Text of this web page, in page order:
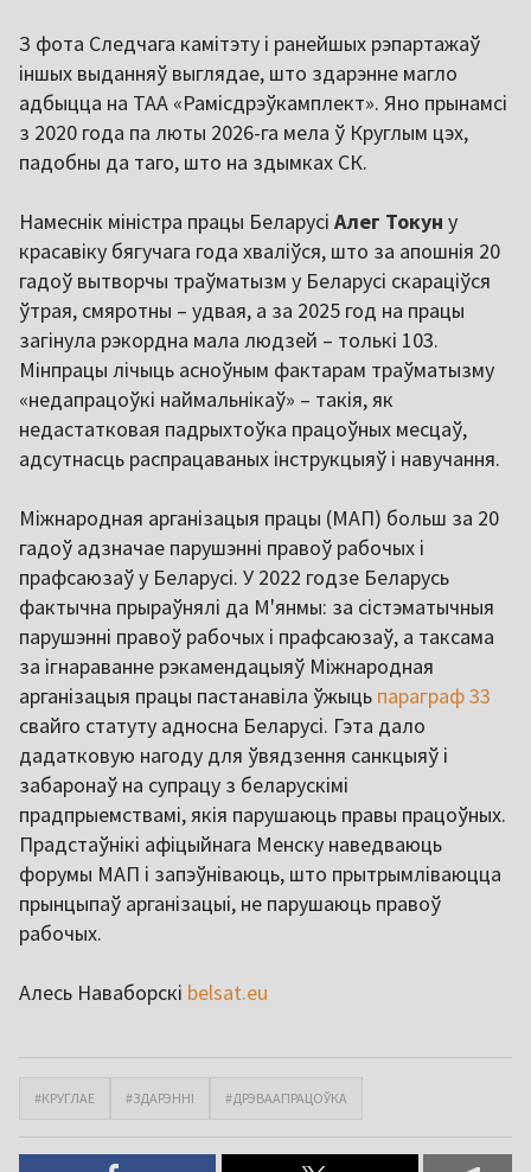
З фота Следчага камітэту і ранейшых рэпартажаў
іншых выданняў выглядае, што здарэнне магло
адбыцца на ТАА «Рамісдрэўкамплект». Яно прынамсі
з 2020 года па люты 2026-га мела ў Круглым цэх,
падобны да таго, што на здымках СК.
Намеснік міністра працы Беларусі Алег Токун у
красавіку бягучага года хваліўся, што за апошнія 20
гадоў вытворчы траўматызм у Беларусі скараціўся
ўтрая, смяротны – удвая, а за 2025 год на працы
загінула рэкордна мала людзей – толькі 103.
Мінпрацы лічыць асноўным фактарам траўматызму
«недапрацоўкі наймальнікаў» – такія, як
недастатковая падрыхтоўка працоўных месцаў,
адсутнасць распрацаваных інструкцыяў і навучання.
Міжнародная арганізацыя працы (МАП) больш за 20
гадоў адзначае парушэнні правоў рабочых і
прафсаюзаў у Беларусі. У 2022 годзе Беларусь
фактычна прыраўнялі да М'янмы: за сістэматычныя
парушэнні правоў рабочых і прафсаюзаў, а таксама
за ігнараванне рэкамендацыяў Міжнародная
арганізацыя працы пастанавіла ўжыць параграф 33
свайго статуту адносна Беларусі. Гэта дало
дадатковую нагоду для ўвядзення санкцыяў і
забаронаў на супрацу з беларускімі
прадпрыемствамі, якія парушаюць правы працоўных.
Прадстаўнікі афіцыйнага Менску наведваюць
форумы МАП і запэўніваюць, што прытрымліваюцца
прынцыпаў арганізацыі, не парушаюць правоў
рабочых.
Алесь Наваборскі belsat.eu
#КРУГЛАЕ #ЗДАРЭННІ #ДРЭВААПРАЦОЎКА